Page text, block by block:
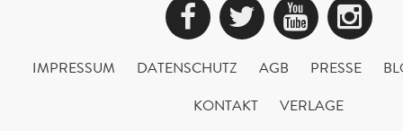
Facebook
Twitter
IMPRESSUM DATENSCHUTZ AGB PRESSE
KONTAKT
VERLAGE